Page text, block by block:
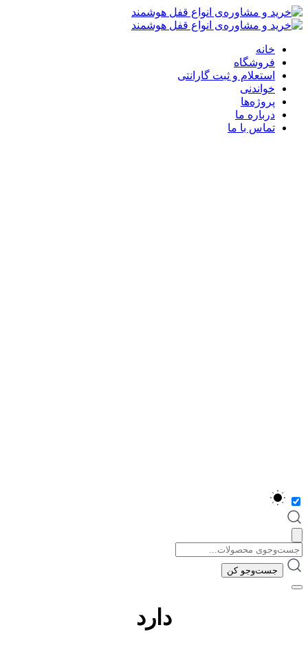
خانه
فروشگاه
استعلام و ثبت گارانتی
خواندنی
پروژه‌ها
درباره ما
تماس با ما
جست‌و‌جو
برای:
جست‌و‌جو کن
دارد